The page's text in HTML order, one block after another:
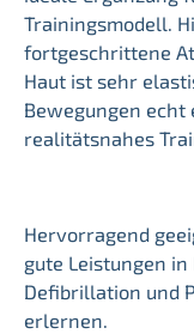
Trainingsmodell.
fortgeschrittene
Haut ist sehr
Bewegungen echt
realitätsnahes
Hervorragend
gute Leistungen in
Defibrillation und
erlernen.